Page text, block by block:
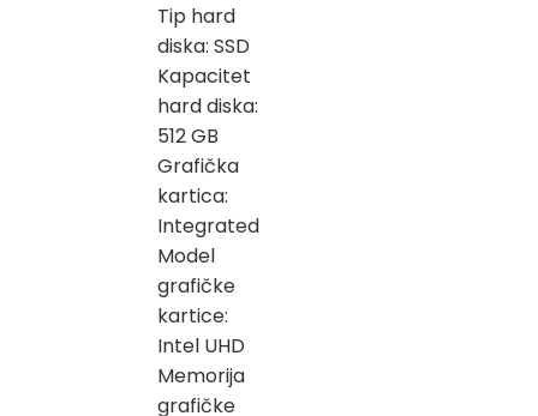
Tip hard
diska: SSD
Kapacitet
hard diska:
512 GB
Grafička
kartica:
Integrated
Model
grafičke
kartice:
Intel UHD
Memorija
grafičke